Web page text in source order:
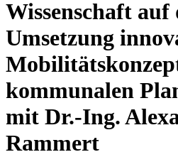
Wissenschaft auf
Umsetzung
kommunalen
mit Dr.-Ing.
Rammert